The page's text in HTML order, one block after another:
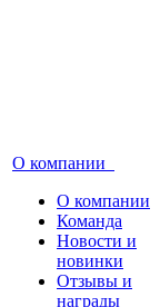
О компании
О компании
Команда
Новости и
новинки
Отзывы и
награды